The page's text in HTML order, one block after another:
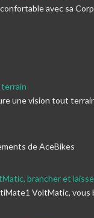
avec sa
une vision tout
de AceBikes
brancher et
VoltMatic, vous